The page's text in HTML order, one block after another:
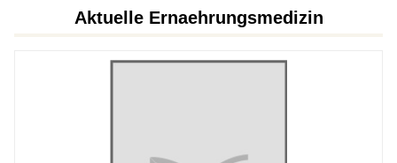
Aktuelle Ernaehrungsmedizin